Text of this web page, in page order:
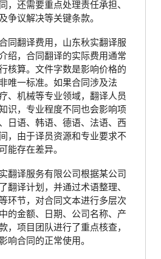
，还需要重点处理责任承担、
争议解决等关键条款。
同翻译费用，山东秋实翻译服
绍，合同翻译的实际费用通常
核算。文件字数是影响价格的
唯一标准。如果合同涉及法
、机械等专业领域，翻译人员
识，专业程度不同也会影响项
日语、韩语、德语、法语、西
，由于译员资源和专业要求不
能存在差异。
翻译服务有限公司根据某公司
翻译计划，并通过术语整理、
环节，对合同文本进行多层次
的金额、日期、公司名称、产
，项目团队进行了重点核查，
响合同的正常使用。